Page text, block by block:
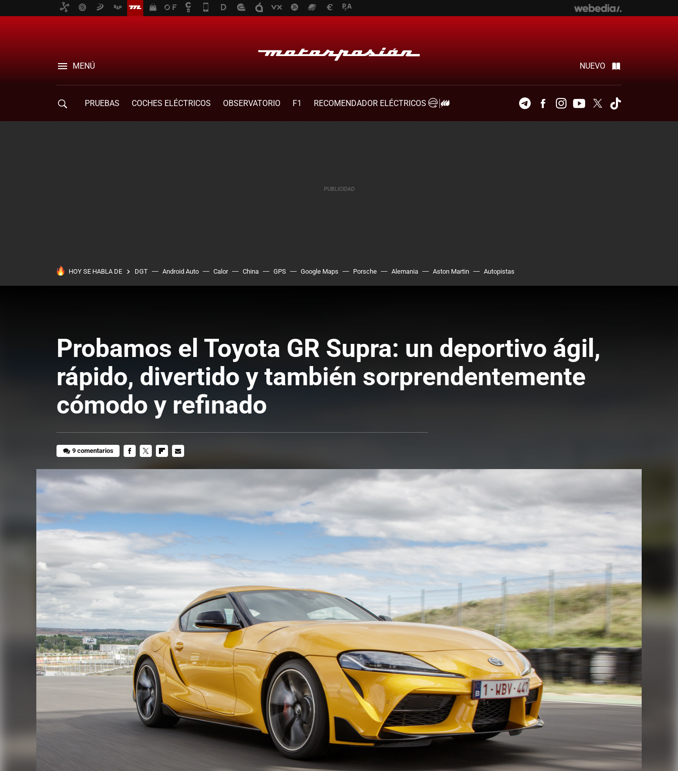
MENÚ NUEVO
PRUEBAS COCHES ELÉCTRICOS OBSERVATORIO F1
RECOMENDADOR ELÉCTRICOS
TelegramFacebookInstagramYoutubeTwitter
HOY SE HABLA DE DGT Android Auto Calor China GPS Google Maps Porsche Alemania Aston Martin Autopistas
Probamos el Toyota GR Supra: un deportivo ágil,
rápido, divertido y también sorprendentemente
cómodo y refinado
9 comentarios